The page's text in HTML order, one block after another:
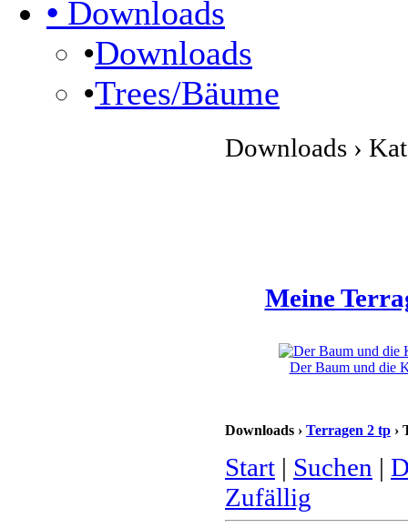
• Downloads
•Downloads
•Trees/Bäume
Downloads ›
Meine
Der Baum und die
Downloads › Terragen 2 tp ›
Start | Suchen |
Zufällig